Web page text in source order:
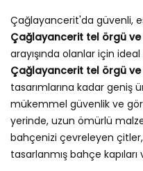
Çağlayancerit'da güvenli,
Çağlayancerit tel örgü
arayışında olanlar için
Çağlayancerit tel örgü
tasarımlarına kadar geniş
mükemmel güvenlik ve
yerinde, uzun ömürlü
bahçenizi çevreleyen
tasarlanmış bahçe